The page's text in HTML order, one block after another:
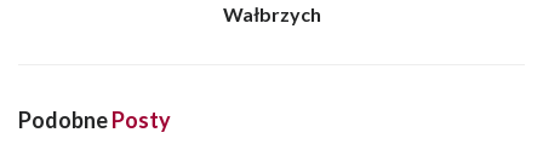
Wałbrzych
PodobnePosty